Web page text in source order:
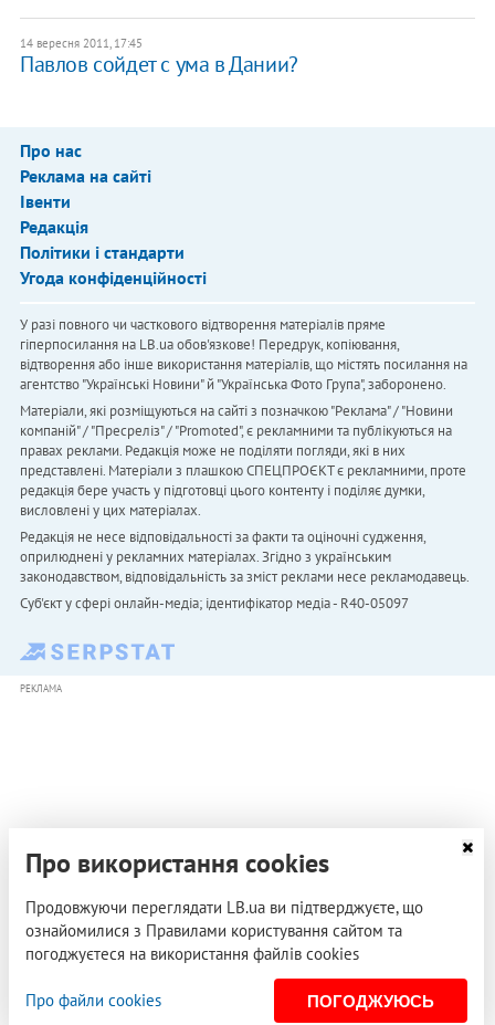
14 вересня 2011, 17:45
Павлов сойдет с ума в Дании?
Про нас
Реклама на сайті
Івенти
Редакція
Політики і стандарти
Угода конфіденційності
У разі повного чи часткового відтворення матеріалів пряме
гіперпосилання на LB.ua обов'язкове! Передрук, копіювання,
відтворення або інше використання матеріалів, що містять посилання на
агентство "Українськi Новини" й "Українська Фото Група", заборонено.
Матеріали, які розміщуються на сайті з позначкою "Реклама" / "Новини
компаній" / "Пресреліз" / "Promoted", є рекламними та публікуються на
правах реклами. Редакція може не поділяти погляди, які в них
представлені. Матеріали з плашкою СПЕЦПРОЄКТ є рекламними, проте
редакція бере участь у підготовці цього контенту і поділяє думки,
висловлені у цих матеріалах.
Редакція не несе відповідальності за факти та оціночні судження,
оприлюднені у рекламних матеріалах. Згідно з українським
законодавством, відповідальність за зміст реклами несе рекламодавець.
Cуб'єкт у сфері онлайн-медіа; ідентифікатор медіа - R40-05097
РЕКЛАМА
Про використання cookies
Продовжуючи переглядати LB.ua ви підтверджуєте, що
ознайомилися з Правилами користування сайтом та
погоджуєтеся на використання файлів cookies
Про файли cookies ПОГОДЖУЮСЬ